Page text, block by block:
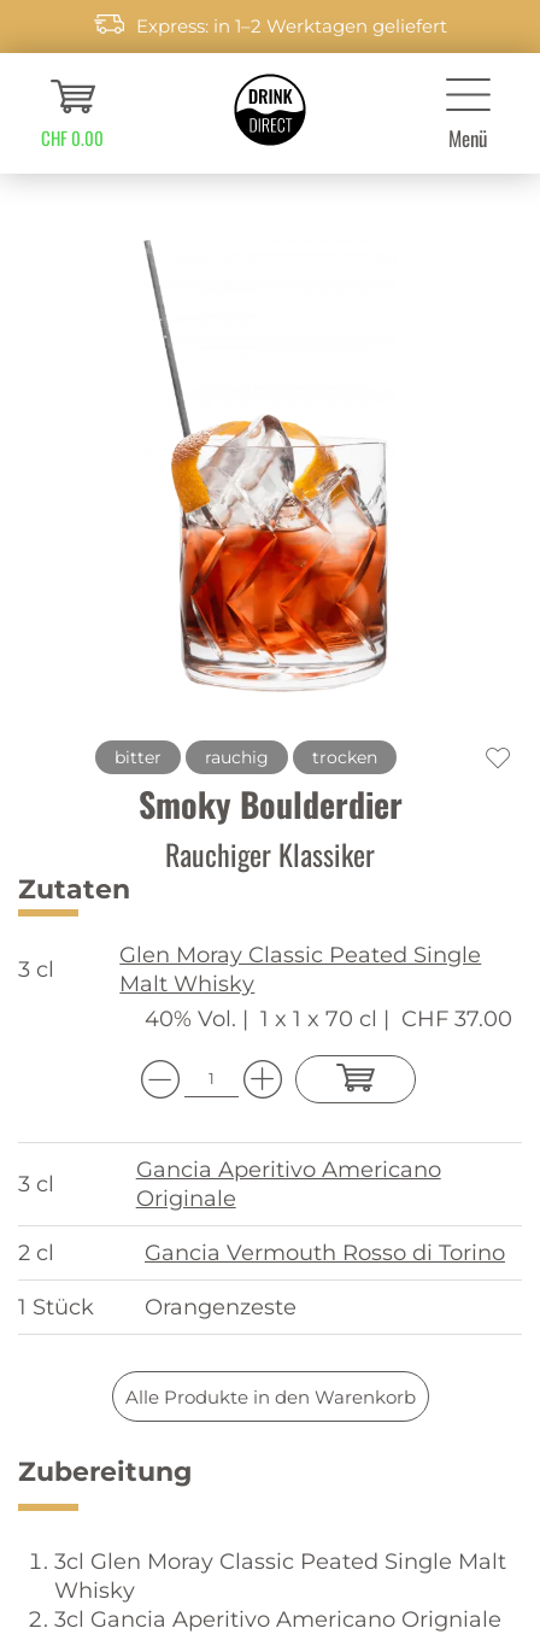
Express: in 1–2 Werktagen geliefert
CHF 0.00 Menü
bitter rauchig trocken
Smoky Boulderdier
Rauchiger Klassiker
Zutaten
3 cl
Glen Moray Classic Peated Single
Malt Whisky
40% Vol. | 1 x 1 x 70 cl | CHF 37.00
3 cl
Gancia Aperitivo Americano
Originale
2 cl Gancia Vermouth Rosso di Torino
1 Stück Orangenzeste
Alle Produkte in den Warenkorb
Zubereitung
3cl Glen Moray Classic Peated Single Malt
Whisky
3cl Gancia Aperitivo Americano Origniale